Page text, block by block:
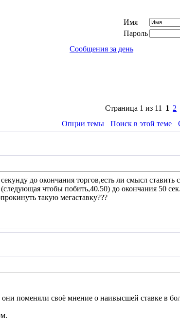
Имя
Пароль
Сообщения за день
Страница 1 из 11 1 2
Опции темы
Поиск в этой теме
до окончания торгов,есть ли смысл ставить
чтобы побить,40.50) до окончания 50
такую мегаставку???
поменяли своё мнение о наивысшей ставке в